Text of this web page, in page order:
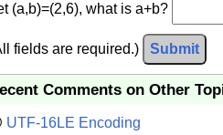
(a,b)=(2,6), what is a+b?
fields are required.) Submit
Comments on Other
UTF-16LE Encoding